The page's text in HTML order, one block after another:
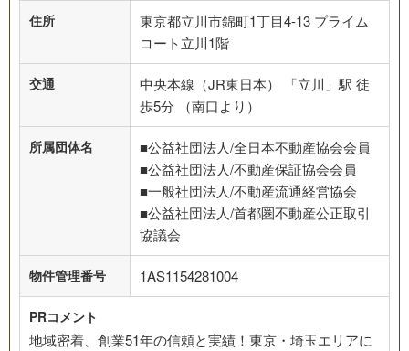
住所
東京都立川市錦町1丁目4-13 プライム
コート立川1階
交通
中央本線（JR東日本） 「立川」駅 徒
歩5分 （南口より）
所属団体名
■公益社団法人/全日本不動産協会会員
■公益社団法人/不動産保証協会会員
■一般社団法人/不動産流通経営協会
■公益社団法人/首都圏不動産公正取引
協議会
物件管理番号 1AS1154281004
PRコメント
地域密着、創業51年の信頼と実績！東京・埼玉エリアに